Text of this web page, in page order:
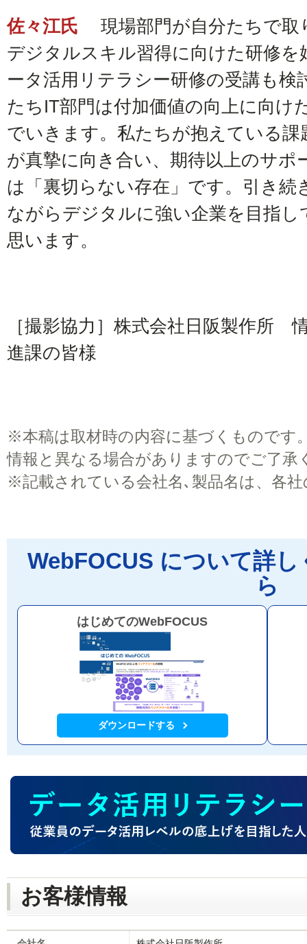
佐々江氏
現場部門が自分たちで
デジタルスキル習得に向けた研修
ータ活用リテラシー研修の受講も検
たちIT部門は付加価値の向上に向け
でいきます。私たちが抱えている課
が真摯に向き合い、期待以上のサ
は「裏切らない存在」です。引き続
ながらデジタルに強い企業を目指
思います。
［撮影協力］株式会社日阪製作所
進課の皆様
※本稿は取材時の内容に基づくものです
情報と異なる場合がありますのでご了承
※記載されている会社名､製品名は、各
WebFOCUS について詳
ら
はじめてのWebFOCUS
ダウンロードする
お客様情報